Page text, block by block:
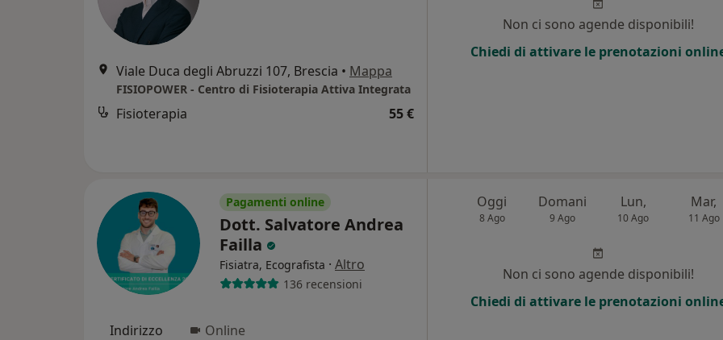
Viale Duca degli Abruzzi 107, Brescia • Mappa
FISIOPOWER - Centro di Fisioterapia Attiva Integrata
Fisioterapia 55 €
Non ci sono agende disponibili!
Chiedi di attivare le prenotazioni
Pagamenti online
Dott. Salvatore Andrea
Failla
Fisiatra, Ecografista · Altro
136 recensioni
Indirizzo Online
Oggi
8 Ago
Domani
9 Ago
Lun,
10 Ago
Mar,
11 Ago
Non ci sono agende disponibili!
Chiedi di attivare le prenotazioni